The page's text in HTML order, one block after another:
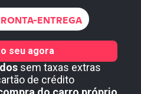
ENTREGA
sem taxas extras
de crédito
o seu agora